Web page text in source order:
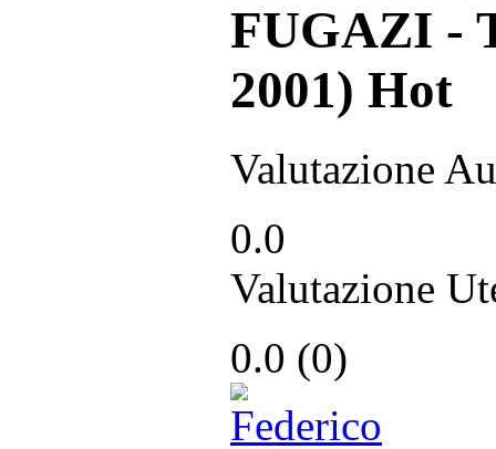
FUGAZI -
2001) Hot
Valutazione
0.0
Valutazione
0.0 (0)